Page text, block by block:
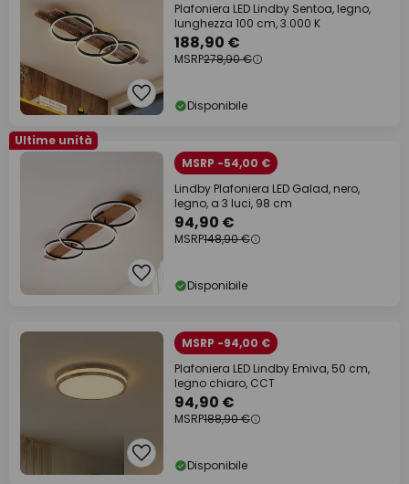
Plafoniera LED Lindby Sentoa, legno,
lunghezza 100 cm, 3.000 K
188,90 €
MSRP278,90 €
Disponibile
Ultime unità
MSRP -54,00 €
Lindby Plafoniera LED Galad, nero,
legno, a 3 luci, 98 cm
94,90 €
MSRP148,90 €
Disponibile
MSRP -94,00 €
Plafoniera LED Lindby Emiva, 50 cm,
legno chiaro, CCT
94,90 €
MSRP188,90 €
Disponibile